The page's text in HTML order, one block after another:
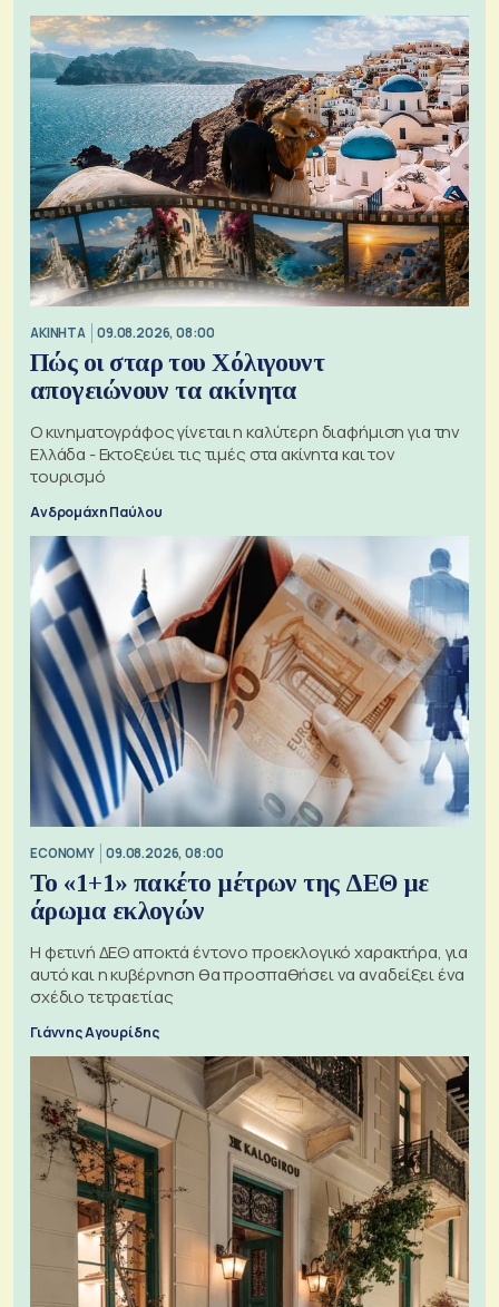
ΑΚΙΝΗΤΑ 09.08.2026, 08:00
Πώς οι σταρ του Χόλιγουντ
απογειώνουν τα ακίνητα
Ο κινηματογράφος γίνεται η καλύτερη διαφήμιση για την
Ελλάδα - Εκτοξεύει τις τιμές στα ακίνητα και τον
τουρισμό
Ανδρομάχη Παύλου
ECONOMY 09.08.2026, 08:00
Το «1+1» πακέτο μέτρων της ΔΕΘ με
άρωμα εκλογών
Η φετινή ΔΕΘ αποκτά έντονο προεκλογικό χαρακτήρα, για
αυτό και η κυβέρνηση θα προσπαθήσει να αναδείξει ένα
σχέδιο τετραετίας
Γιάννης Αγουρίδης